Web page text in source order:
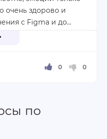
много
однокурсники,
очень здорово и
с Figma и до
Мне сложно
специалиста.
по